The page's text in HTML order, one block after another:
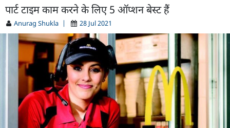
पार्ट टाइम काम करने के लिए 5 ऑप्शन बेस्ट हैं
Anurag Shukla | 28 Jul 2021